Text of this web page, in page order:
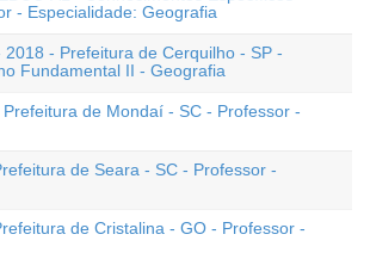
- Especialidade: Geografia
2018 - Prefeitura de Cerquilho - SP -
Fundamental II - Geografia
de Mondaí - SC - Professor -
de Seara - SC - Professor -
de Cristalina - GO - Professor -